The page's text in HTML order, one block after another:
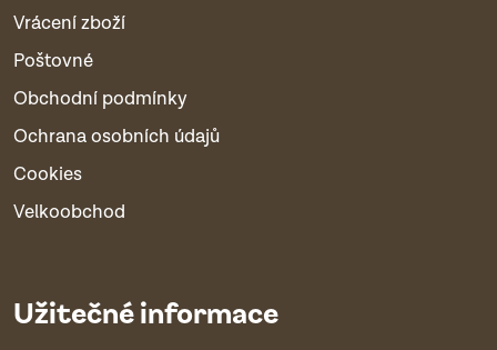
Vrácení zboží
Poštovné
Obchodní podmínky
Ochrana osobních údajů
Cookies
Velkoobchod
Užitečné informace